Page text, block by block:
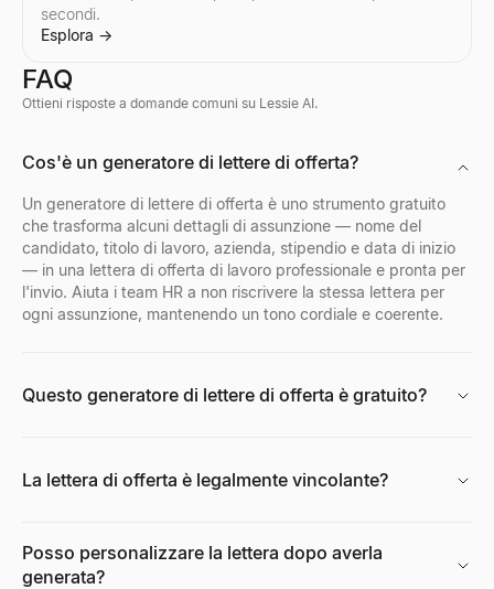
secondi.
Esplora →
Anteprima di avatar, banner, nomi utente e badge Discord da
Visualizzatore Profili Facebook
Inserisci un nome, un nome utente o un URL di profilo
Generi foto professionali con IA gratuitamente. Nessuna
FAQ
Ottieni risposte a domande comuni su Lessie AI.
Cos'è un generatore di lettere di offerta?
Un generatore di lettere di offerta è uno strumento gratuito
che trasforma alcuni dettagli di assunzione — nome del
candidato, titolo di lavoro, azienda, stipendio e data di inizio
— in una lettera di offerta di lavoro professionale e pronta per
l'invio. Aiuta i team HR a non riscrivere la stessa lettera per
ogni assunzione, mantenendo un tono cordiale e coerente.
Questo generatore di lettere di offerta è gratuito?
La lettera di offerta è legalmente vincolante?
Posso personalizzare la lettera dopo averla
generata?